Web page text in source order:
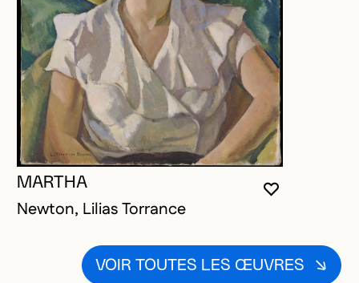
VOUS
FERMER
OUVRIR LA
MARTHA
Newton, Lilias Torrance
VOIR TOUTES LES ŒUVRES